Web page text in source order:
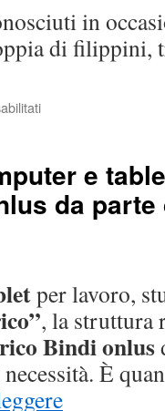
in
di
su
RAFFAELE
MENNITTI:
grazie
e
da
per lavoro,
, la struttura
Bindi onlus
È